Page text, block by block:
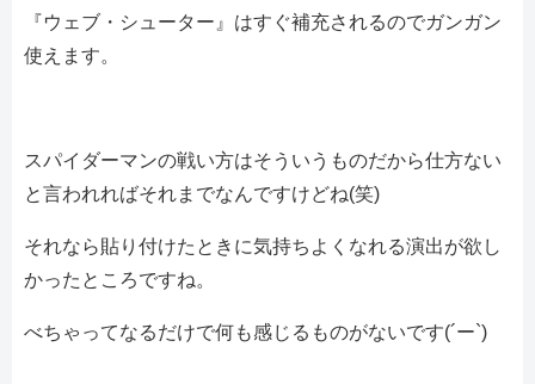
『ウェブ・シューター』はすぐ補充されるのでガンガン
使えます。
スパイダーマンの戦い方はそういうものだから仕方ない
と言われればそれまでなんですけどね(笑)
それなら貼り付けたときに気持ちよくなれる演出が欲し
かったところですね。
べちゃってなるだけで何も感じるものがないです(´ー`)